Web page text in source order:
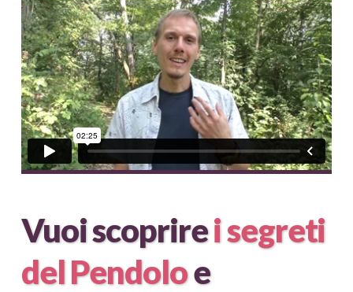
Vuoi scoprirei segreti
del Pendoloe